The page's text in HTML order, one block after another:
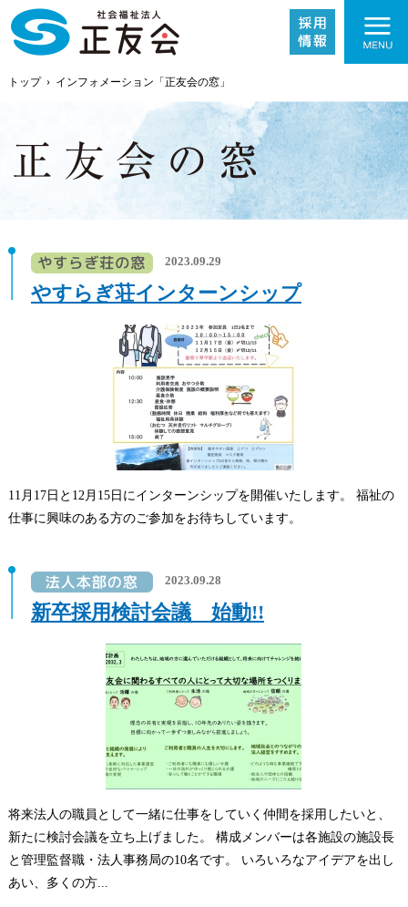
事業内容
トップ› インフォメーション「正友会の窓」
2023.09.29
やすらぎ荘インターンシップ
11月17日と12月15日にインターンシップを開催いたします。 福祉の
仕事に興味のある方のご参加をお待ちしています。
2023.09.28
新卒採用検討会議 始動!!
将来法人の職員として一緒に仕事をしていく仲間を採用したいと、
新たに検討会議を立ち上げました。 構成メンバーは各施設の施設長
と管理監督職・法人事務局の10名です。 いろいろなアイデアを出し
あい、多くの方...